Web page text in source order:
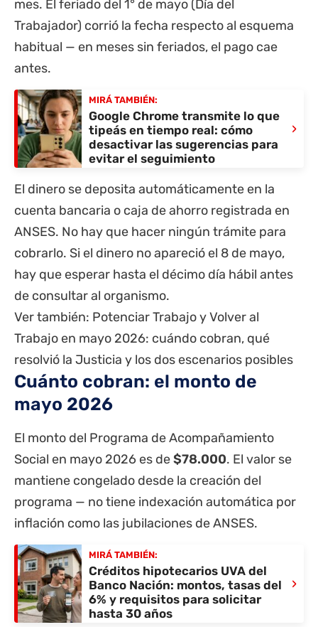
mes. El feriado del 1° de mayo (Día del
Trabajador) corrió la fecha respecto al esquema
habitual — en meses sin feriados, el pago cae
antes.
MIRÁ TAMBIÉN:
Google Chrome transmite lo que
tipeás en tiempo real: cómo
desactivar las sugerencias para
evitar el seguimiento
›
El dinero se deposita automáticamente en la
cuenta bancaria o caja de ahorro registrada en
ANSES. No hay que hacer ningún trámite para
cobrarlo. Si el dinero no apareció el 8 de mayo,
hay que esperar hasta el décimo día hábil antes
de consultar al organismo.
Ver también: Potenciar Trabajo y Volver al
Trabajo en mayo 2026: cuándo cobran, qué
resolvió la Justicia y los dos escenarios posibles
Cuánto cobran: el monto de
mayo 2026
El monto del Programa de Acompañamiento
Social en mayo 2026 es de$78.000. El valor se
mantiene congelado desde la creación del
programa — no tiene indexación automática por
inflación como las jubilaciones de ANSES.
MIRÁ TAMBIÉN:
Créditos hipotecarios UVA del
Banco Nación: montos, tasas del
6% y requisitos para solicitar
hasta 30 años
›